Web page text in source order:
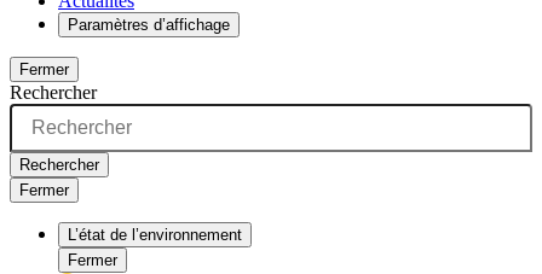
Paramètres d’affichage
Fermer
Rechercher
Rechercher
Fermer
L’état de l’environnement
Fermer